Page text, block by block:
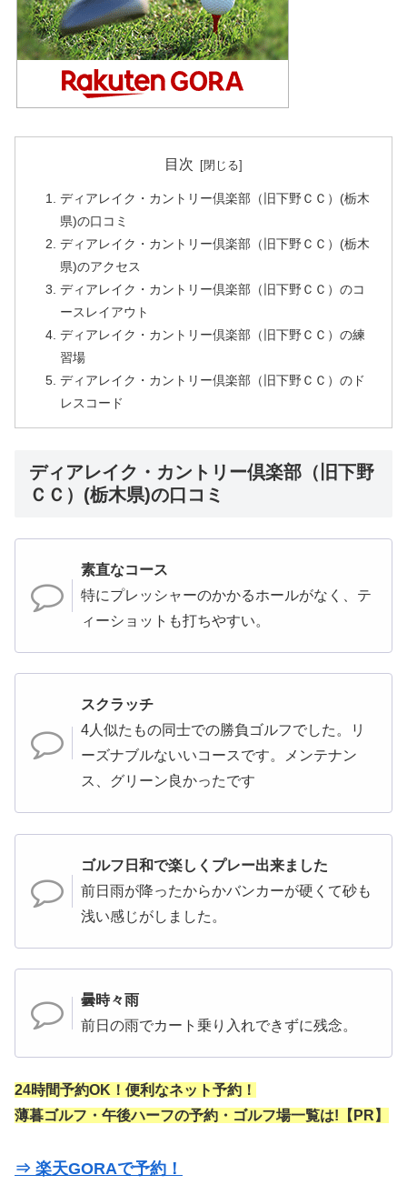
目次
ディアレイク・カントリー倶楽部（旧下野ＣＣ）(栃木
県)の口コミ
ディアレイク・カントリー倶楽部（旧下野ＣＣ）(栃木
県)のアクセス
ディアレイク・カントリー倶楽部（旧下野ＣＣ）のコ
ースレイアウト
ディアレイク・カントリー倶楽部（旧下野ＣＣ）の練
習場
ディアレイク・カントリー倶楽部（旧下野ＣＣ）のド
レスコード
ディアレイク・カントリー倶楽部（旧下野
ＣＣ）(栃木県)の口コミ
素直なコース
特にプレッシャーのかかるホールがなく、テ
ィーショットも打ちやすい。
スクラッチ
4人似たもの同士での勝負ゴルフでした。リ
ーズナブルないいコースです。メンテナン
ス、グリーン良かったです
ゴルフ日和で楽しくプレー出来ました
前日雨が降ったからかバンカーが硬くて砂も
浅い感じがしました。
曇時々雨
前日の雨でカート乗り入れできずに残念。
24時間予約OK！便利なネット予約！
薄暮ゴルフ・午後ハーフの予約・ゴルフ場一覧は!【PR】
⇒ 楽天GORAで予約！